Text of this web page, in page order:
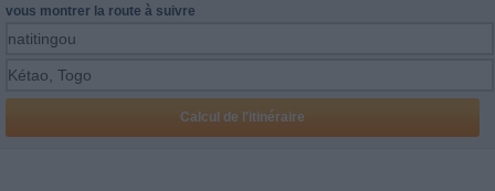
vous montrer la route à suivre